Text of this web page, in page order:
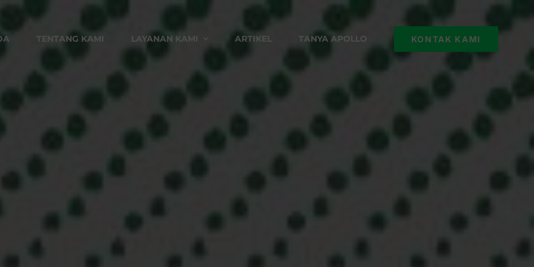
TENTANG KAMI LAYANAN KAMI ARTIKEL TANYA APOLLO KONTAK KAMI